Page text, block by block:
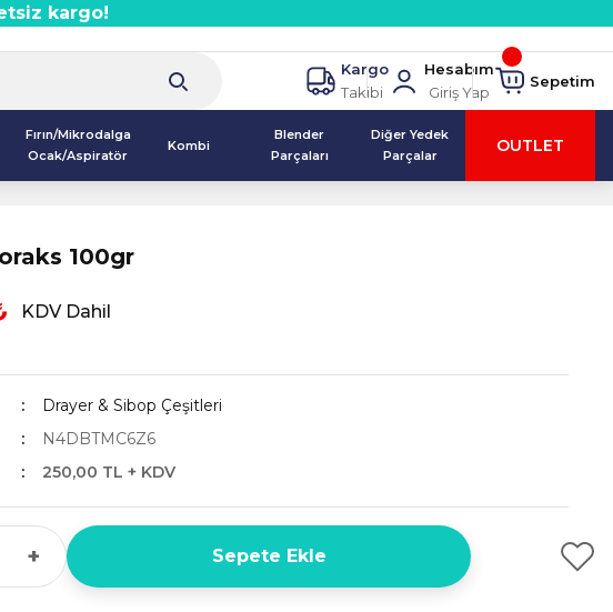
kargo!
Kargo
Takibi
Hesabım
Giriş Yap
Sepetim
Fırın/Mikrodalga
Ocak/Aspiratör
Kombi
Blender
Parçaları
Diğer Yedek
Parçalar
OUTLET
100gr
KDV Dahil
Drayer & Sibop Çeşitleri
N4DBTMC6Z6
250,00 TL + KDV
+ Sepete Ekle